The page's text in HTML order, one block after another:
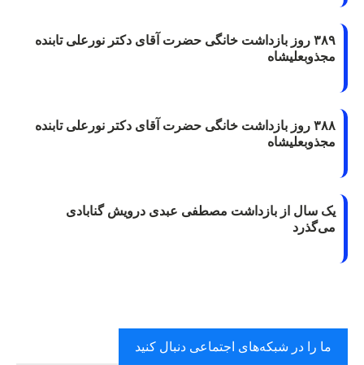
۳۸۹ روز بازداشت خانگی حضرت آقای دکتر نورعلی تابنده
مجذوبعلیشاه
۳۸۸ روز بازداشت خانگی حضرت آقای دکتر نورعلی تابنده
مجذوبعلیشاه
یک سال از بازداشت مصطفی عبدی درویش گنابادی
می‌گذرد
ما را در شبکه‌های اجتماعی دنبال کنید